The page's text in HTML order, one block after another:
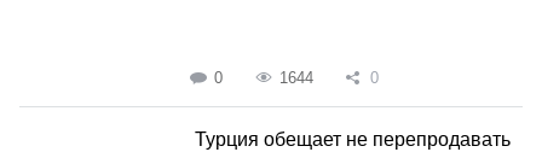
0 1644 0
Турция обещает не перепродавать